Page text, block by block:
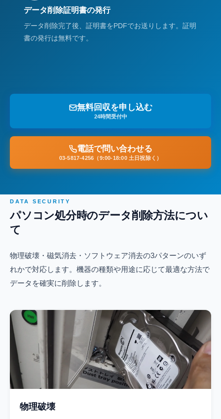
データ削除証明書の発行
データ削除完了後、証明書をPDFでお送りします。証明
書の発行は無料です。
無料回収を申し込む
24時間受付中
電話で問い合わせる
03-5817-4256（9:00-18:00 土日祝除く）
DATA SECURITY
パソコン処分時のデータ削除方法につい
て
物理破壊・磁気消去・ソフトウェア消去の3パターンのいず
れかで対応します。機器の種類や用途に応じて最適な方法で
データを確実に削除します。
物理破壊